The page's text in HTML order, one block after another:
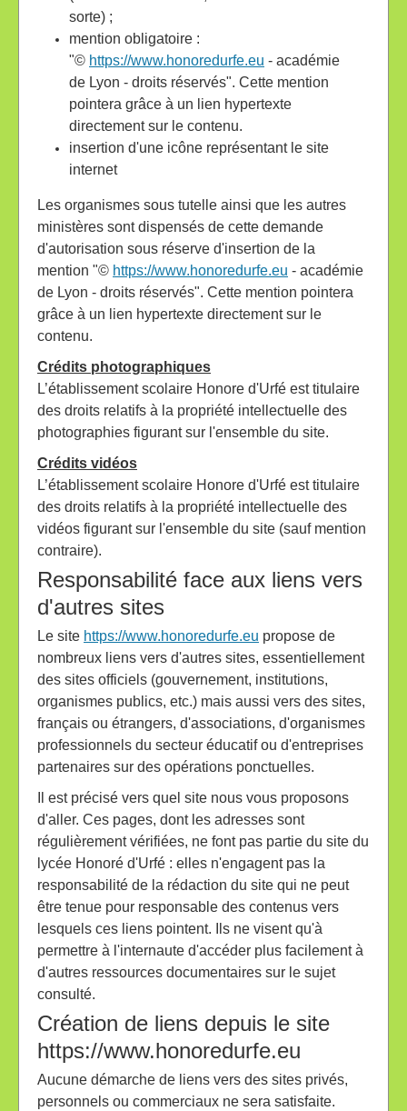
sorte) ;
mention obligatoire :
"© https://www.honoredurfe.eu - académie
de Lyon - droits réservés". Cette mention
pointera grâce à un lien hypertexte
directement sur le contenu.
insertion d'une icône représentant le site
internet
Les organismes sous tutelle ainsi que les autres
ministères sont dispensés de cette demande
d'autorisation sous réserve d'insertion de la
mention "© https://www.honoredurfe.eu - académie
de Lyon - droits réservés". Cette mention pointera
grâce à un lien hypertexte directement sur le
contenu.
Crédits photographiques
L’établissement scolaire Honore d'Urfé est titulaire
des droits relatifs à la propriété intellectuelle des
photographies figurant sur l'ensemble du site.
Crédits vidéos
L’établissement scolaire Honore d'Urfé est titulaire
des droits relatifs à la propriété intellectuelle des
vidéos figurant sur l'ensemble du site (sauf mention
contraire).
Responsabilité face aux liens vers
d'autres sites
Le site https://www.honoredurfe.eu propose de
nombreux liens vers d'autres sites, essentiellement
des sites officiels (gouvernement, institutions,
organismes publics, etc.) mais aussi vers des sites,
français ou étrangers, d'associations, d'organismes
professionnels du secteur éducatif ou d'entreprises
partenaires sur des opérations ponctuelles.
Il est précisé vers quel site nous vous proposons
d'aller. Ces pages, dont les adresses sont
régulièrement vérifiées, ne font pas partie du site du
lycée Honoré d'Urfé : elles n'engagent pas la
responsabilité de la rédaction du site qui ne peut
être tenue pour responsable des contenus vers
lesquels ces liens pointent. Ils ne visent qu'à
permettre à l'internaute d'accéder plus facilement à
d'autres ressources documentaires sur le sujet
consulté.
Création de liens depuis le site
https://www.honoredurfe.eu
Aucune démarche de liens vers des sites privés,
personnels ou commerciaux ne sera satisfaite.